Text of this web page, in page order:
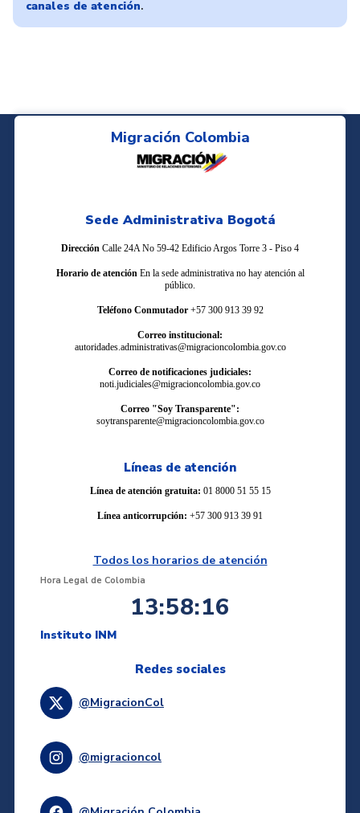
canales de atención.
Migración Colombia
Sede Administrativa Bogotá
Dirección Calle 24A No 59-42 Edificio Argos Torre 3 - Piso 4
Horario de atención En la sede administrativa no hay atención al
público.
Teléfono Conmutador +57 300 913 39 92
Correo institucional:
autoridades.administrativas@migracioncolombia.gov.co
Correo de notificaciones judiciales:
noti.judiciales@migracioncolombia.gov.co
Correo "Soy Transparente":
soytransparente@migracioncolombia.gov.co
Líneas de atención
Línea de atención gratuita: 01 8000 51 55 15
Línea anticorrupción: +57 300 913 39 91
Todos los horarios de atención
Hora Legal de Colombia
13:58:17
Instituto INM
Redes sociales
@MigracionCol
@migracioncol